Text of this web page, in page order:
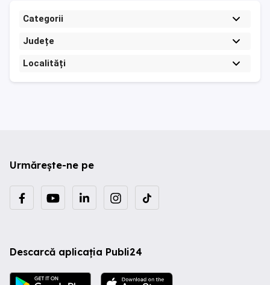
Categorii
Județe
Localități
Urmărește-ne pe
Descarcă aplicația Publi24